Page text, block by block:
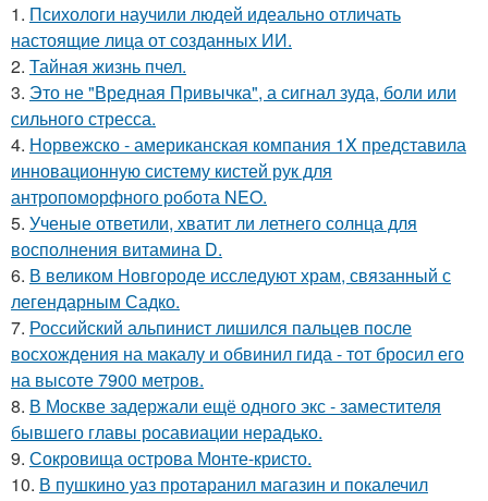
1. Психологи научили людей идеально отличать
настоящие лица от созданных ИИ.
2. Тайная жизнь пчел.
3. Это не "Вредная Привычка", а сигнал зуда, боли или
сильного стресса.
4. Норвежско - американская компания 1X представила
инновационную систему кистей рук для
антропоморфного робота NEO.
5. Ученые ответили, хватит ли летнего солнца для
восполнения витамина D.
6. В великом Новгороде исследуют храм, связанный с
легендарным Садко.
7. Российский альпинист лишился пальцев после
восхождения на макалу и обвинил гида - тот бросил его
на высоте 7900 метров.
8. В Москве задержали ещё одного экс - заместителя
бывшего главы росавиации нерадько.
9. Сокровища острова Монте-кристо.
10. В пушкино уаз протаранил магазин и покалечил